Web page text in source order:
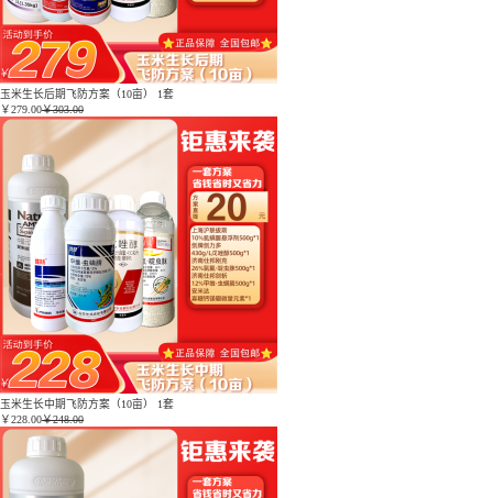
玉米生长后期飞防方案（10亩） 1套
￥279.00￥303.00
玉米生长中期飞防方案（10亩） 1套
￥228.00￥248.00